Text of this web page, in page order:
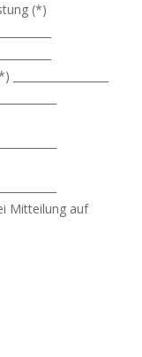
(*)
Mitteilung auf